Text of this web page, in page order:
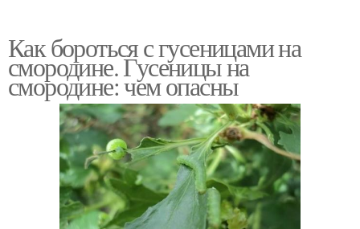
Как бороться с гусеницами на
смородине. Гусеницы на
смородине: чем опасны